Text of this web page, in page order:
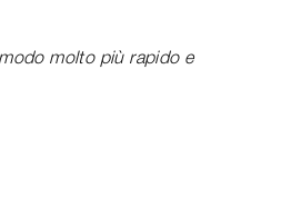
molto più rapido e